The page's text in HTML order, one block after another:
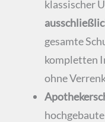
klassischer
gesamte
kompletten
ohne